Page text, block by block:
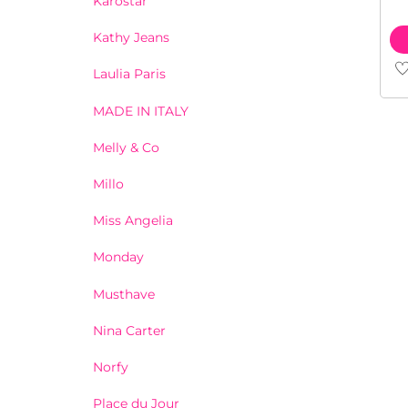
Kathy Jeans
Laulia Paris
MADE IN ITALY
Melly & Co
Millo
Miss Angelia
Monday
Musthave
Nina Carter
Norfy
Place du Jour